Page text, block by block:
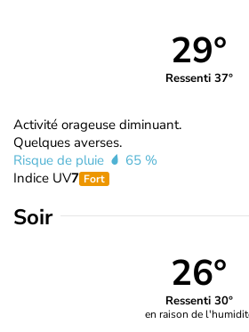
29°
Ressenti 37°
Activité orageuse diminuant.
Quelques averses.
Risque de pluie
65 %
Indice UV7 Fort
Soir
26°
Ressenti 30°
en raison de